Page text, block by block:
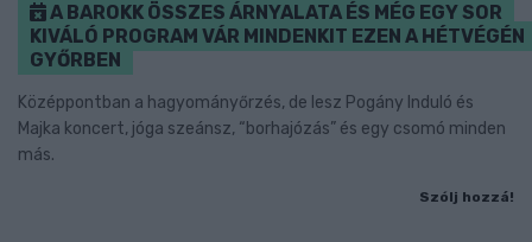
A BAROKK ÖSSZES ÁRNYALATA ÉS MÉG EGY SOR
KIVÁLÓ PROGRAM VÁR MINDENKIT EZEN A HÉTVÉGÉN
GYŐRBEN
Középpontban a hagyományőrzés, de lesz Pogány Induló és
Majka koncert, jóga szeánsz, “borhajózás” és egy csomó minden
más.
Szólj hozzá!